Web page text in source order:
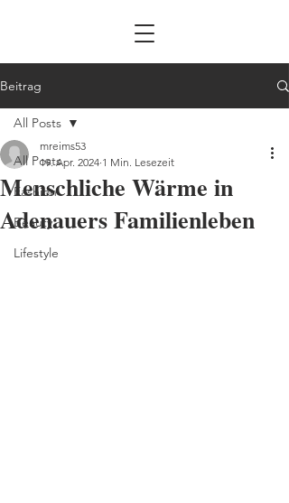
Beitrag
All Posts
Fashion
Beauty
Lifestyle
All Posts
Menschliche Wärme in
Adenauers Familienleben
mreims53
19. Apr. 2024 1 Min. Lesezeit